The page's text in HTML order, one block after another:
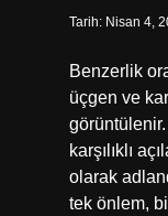
Tarih: Nisan 4,
Benzerlik
üçgen ve
karşılıklı
olarak
tek önlem,